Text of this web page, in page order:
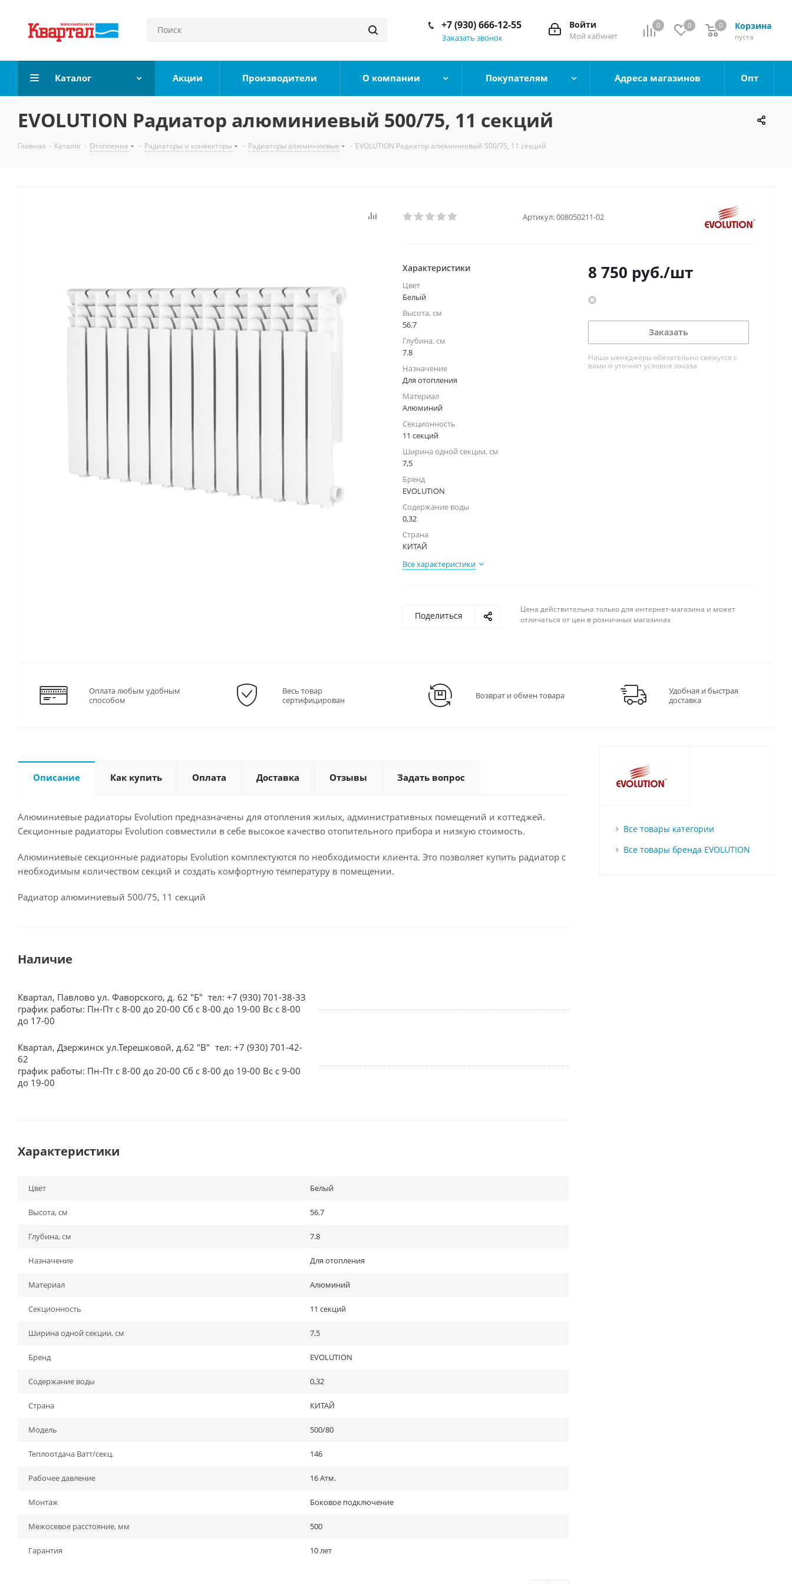
0 0 Корзина
0
пуста
0
Войти
Мой кабинет
+7 (930) 666-12-55
Заказать звонок
Каталог Акции Производители О компании Покупателям Адреса магазинов Опт
EVOLUTION Радиатор алюминиевый 500/75, 11 секций
Главная - Каталог - Отопление - Радиаторы и конвекторы - Радиаторы алюминиевые - EVOLUTION Радиатор алюминиевый 500/75, 11 секций
Артикул:008050211-02
Характеристики
Цвет
Белый
Высота, см
56.7
Глубина, см
7.8
Назначение
Для отопления
Материал
Алюминий
Секционность
11 секций
Ширина одной секции, см
7,5
Бренд
EVOLUTION
Содержание воды
0,32
Страна
КИТАЙ
Все характеристики
8 750 руб./шт
Заказать
Наши менеджеры обязательно свяжутся с
вами и уточнят условия заказа
Поделиться
Цена действительна только для интернет-магазина и может
отличаться от цен в розничных магазинах
Оплата любым удобным
способом
Весь товар
сертифицирован
Возврат и обмен товара
Удобная и быстрая
доставка
Описание Как купить Оплата Доставка Отзывы Задать вопрос
Алюминиевые радиаторы Evolution предназначены для отопления жилых, административных помещений и коттеджей.
Секционные радиаторы Evolution совместили в себе высокое качество отопительного прибора и низкую стоимость.
Алюминиевые секционные радиаторы Evolution комплектуются по необходимости клиента. Это позволяет купить радиатор с
необходимым количеством секций и создать комфортную температуру в помещении.
Радиатор алюминиевый 500/75, 11 секций
Наличие
Квартал, Павлово ул. Фаворского, д. 62 "Б" тел: +7 (930) 701-38-33
график работы: Пн-Пт с 8-00 до 20-00 Сб с 8-00 до 19-00 Вс с 8-00
до 17-00
Квартал, Дзержинск ул.Терешковой, д.62 "В" тел: +7 (930) 701-42-
62
график работы: Пн-Пт с 8-00 до 20-00 Сб с 8-00 до 19-00 Вс с 9-00
до 19-00
Характеристики
Цвет Белый
Высота, см 56.7
Глубина, см 7.8
Назначение Для отопления
Материал Алюминий
Секционность 11 секций
Ширина одной секции, см 7,5
Бренд EVOLUTION
Содержание воды 0,32
Страна КИТАЙ
Модель 500/80
Теплоотдача Ватт/секц. 146
Рабочее давление 16 Атм.
Монтаж Боковое подключение
Межосевое расстояние, мм 500
Гарантия 10 лет
Все товары категории
Все товары бренда EVOLUTION